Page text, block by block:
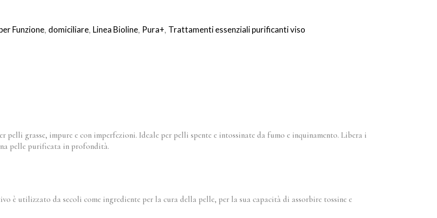
Funzione, domiciliare, Linea Bioline, Pura+, Trattamenti essenziali purificanti viso
pelli grasse, impure e con imperfezioni. Ideale per pelli spente e intossinate da fumo e inquinamento. Libera i
pelle purificata in profondità.
è utilizzato da secoli come ingrediente per la cura della pelle, per la sua capacità di assorbire tossine e